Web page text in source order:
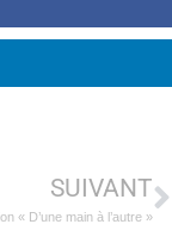
SUIVANT
« D’une main à l’autre »